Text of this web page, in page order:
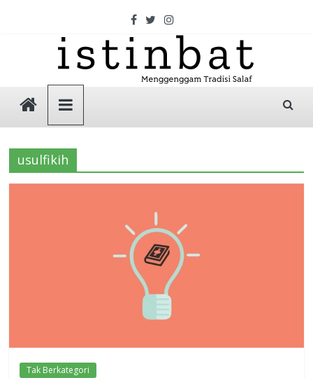
Istinbat
Menggenggam
Tradisi
Salaf
usulfikih
Tak Berkategori